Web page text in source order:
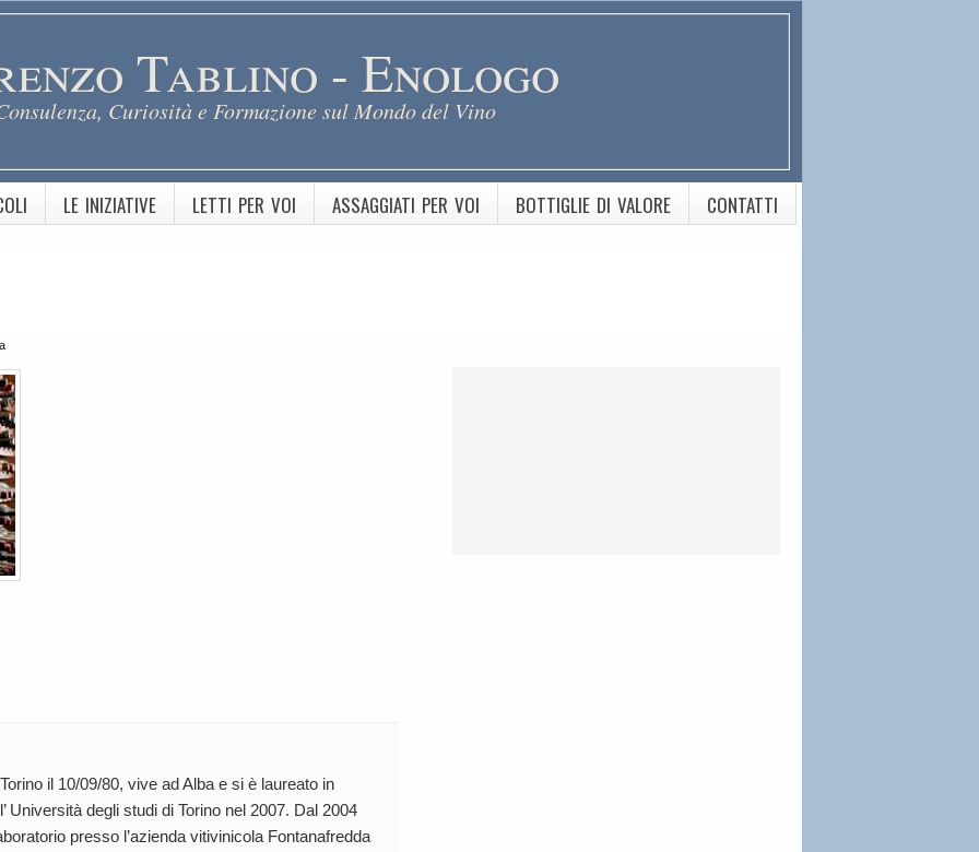
Tablino - Enologo
Curiosità e Formazione sul Mondo del Vino
LE INIZIATIVE LETTI PER VOI ASSAGGIATI PER VOI BOTTIGLIE DI VALORE CONTATTI
il 10/09/80, vive ad Alba e si è laureato in
Università degli studi di Torino nel 2007. Dal 2004
presso l’azienda vitivinicola Fontanafredda